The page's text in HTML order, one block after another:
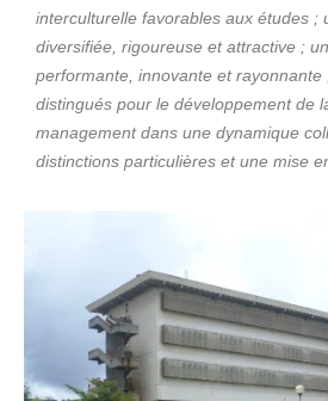
interculturelle favorables aux études ;
diversifiée, rigoureuse et attractive ;
performante, innovante et rayonnante
distingués pour le développement de
management dans une dynamique
distinctions particulières et une mise